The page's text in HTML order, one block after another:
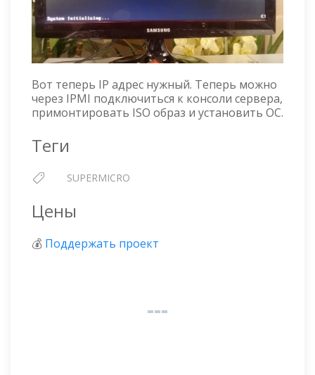
Вот теперь IP адрес нужный. Теперь можно
через IPMI подключиться к консоли сервера,
примонтировать ISO образ и установить ОС.
Теги
SUPERMICRO
Цены
💰 Поддержать проект